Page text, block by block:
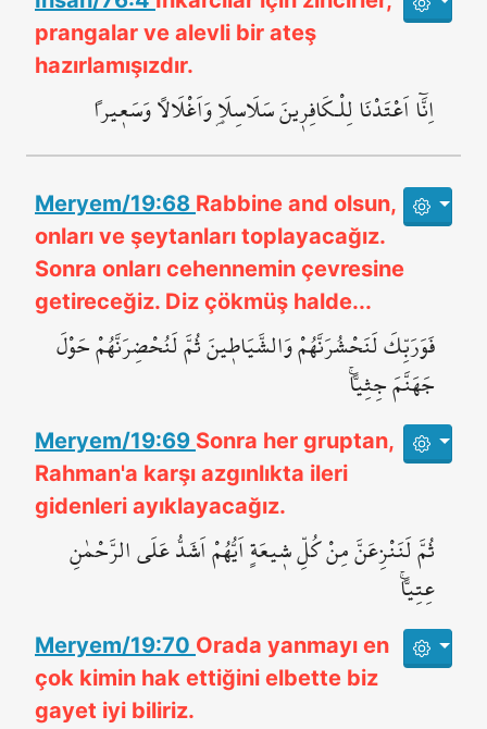
prangalar ve alevli bir ateş
hazırlamışızdır.
اِنَّٓا اَعْتَدْنَا لِلْـكَافِر۪ينَ سَلَاسِلَا۬ وَاَغْلَالاً وَسَع۪يراً
Meryem/19:68 Rabbine and olsun,
onları ve şeytanları toplayacağız.
Sonra onları cehennemin çevresine
getireceğiz. Diz çökmüş halde...
فَوَرَبِّكَ لَنَحْشُرَنَّهُمْ وَالشَّيَاط۪ينَ ثُمَّ لَنُحْضِرَنَّهُمْ حَوْلَ
جَهَنَّمَ جِثِياًّۚ
Meryem/19:69 Sonra her gruptan,
Rahman'a karşı azgınlıkta ileri
gidenleri ayıklayacağız.
ثُمَّ لَنَنْزِعَنَّ مِنْ كُلِّ ش۪يعَةٍ اَيُّهُمْ اَشَدُّ عَلَى الرَّحْمٰنِ
عِتِياًّۚ
Meryem/19:70 Orada yanmayı en
çok kimin hak ettiğini elbette biz
gayet iyi biliriz.